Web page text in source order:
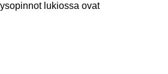
lukiossa ovat